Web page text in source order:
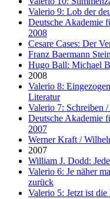
Valerio 9: Lob der
Deutsche Akademie
2008
Cesare Cases: Der
Franz Baermann
Hugo Ball: Michael
2008
Valerio 8:
Literatur
Valerio 7: Schreiben
Deutsche Akademie
2007
Werner Kraft /
2007
William J. Dodd:
Valerio 6: Je näher
zurück
Valerio 5: Jetzt ist